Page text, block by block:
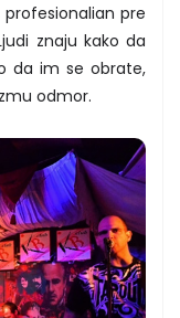
pre
znaju kako da
da im se obrate,
odmor.